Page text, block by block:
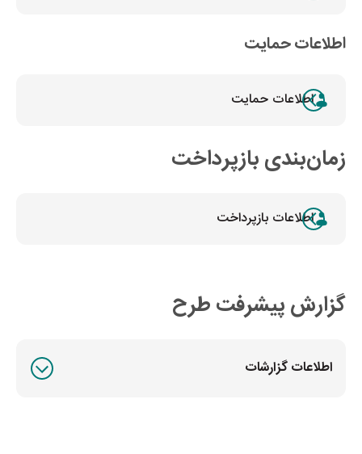
اطلاعات حمایت
اطلاعات حمایت
زمان‌بندی بازپرداخت
اطلاعات بازپرداخت
گزارش پیشرفت طرح
اطلاعات گزارشات